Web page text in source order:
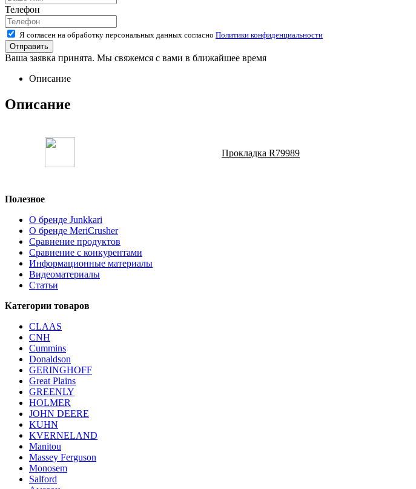
Телефон
Я согласен на обработку персональных данных согласно Политики конфиденциальности
Ваша заявка принята. Мы свяжемся с вами в ближайшее время
Описание
Описание
Прокладка R79989
Полезное
О бренде Junkkari
О бренде MeriCrusher
Сравнение продуктов
Сравнение с конкурентами
Информационные материалы
Видеоматериалы
Статьи
Категории товаров
CLAAS
CNH
Cummins
Donaldson
GERINGHOFF
Great Plains
GREENLY
HOLMER
JOHN DEERE
KUHN
KVERNELAND
Manitou
Massey Ferguson
Monosem
Salford